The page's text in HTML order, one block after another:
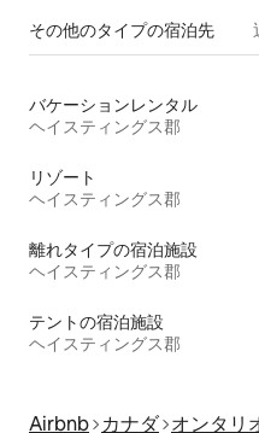
その他のタ⁠イ⁠プ⁠の宿⁠泊⁠先
バケーションレンタル
ヘイスティングス郡
リゾート
ヘイスティングス郡
離れタイプの宿泊施設
ヘイスティングス郡
テントの宿泊施設
ヘイスティングス郡
Airbnb カナダ オンタリ